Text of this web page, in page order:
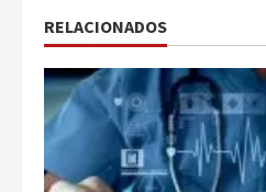
RELACIONADOS